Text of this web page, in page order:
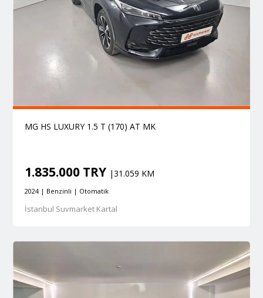
MG HS LUXURY 1.5 T (170) AT MK
1.835.000 TRY |31.059 KM
2024 | Benzinli | Otomatik
İstanbul Suvmarket Kartal